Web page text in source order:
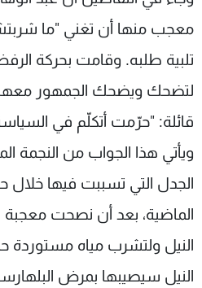
معجب منها أن تغني "ما
تلبية طلبه. وقامت بحركة
لتضحك ويضحك الجمهور
قائلة: "حرّمت أتكلّم في
ويأتي هذا الجواب من النجمة
الجدل التي تسببت فيها خلال
الماضية، بعد أن نصحت معجبة
النيل ولتشرب مياه مستوردة
النيل سيصيبها بمرض